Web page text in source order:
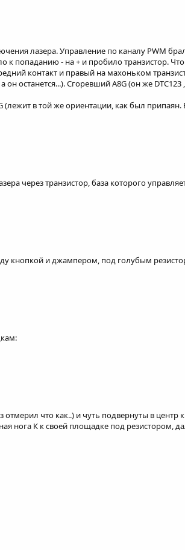
лазера. Управление по каналу PWM
к попаданию - на + и пробило транзистор.
контакт и правый на махоньком
останется...). Сгоревший A8G (он же DTC123
(лежит в той же ориентации, как был
через транзистор, база которого
кнопкой и джампером, под голубым
что как..) и чуть подвернуты в центр
нога К к своей площадке под резистором,